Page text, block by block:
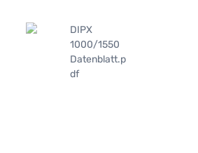
DIPX
1000/1550
Datenblatt.p
df